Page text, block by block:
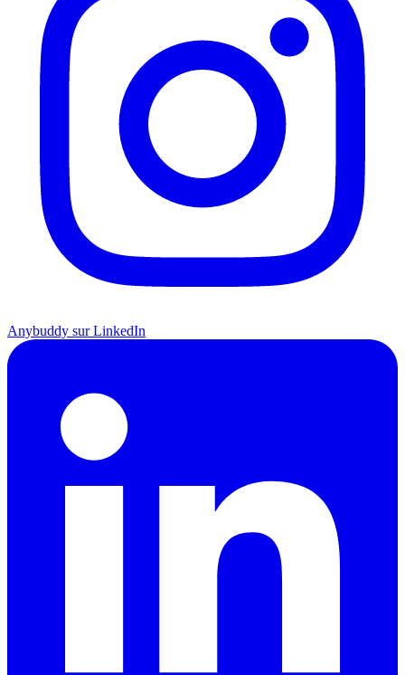
Anybuddy sur LinkedIn